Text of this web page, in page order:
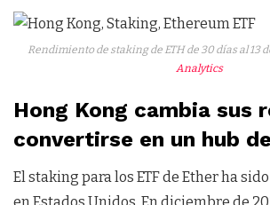
Rendimiento de staking de ETH de 30 días al 13
Analytics
Hong Kong cambia sus
convertirse en un hub
El staking para los ETF de Ether ha
en Estados Unidos. En diciembre de